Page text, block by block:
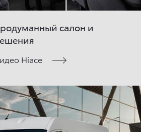
салон и
Hiace